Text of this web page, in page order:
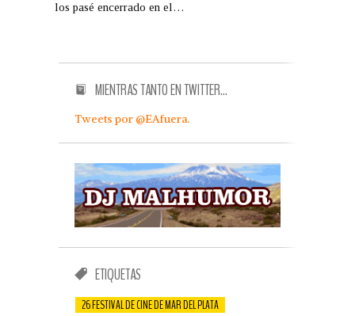
los pasé encerrado en el…
MIENTRAS TANTO EN TWITTER…
Tweets por @EAfuera.
ETIQUETAS
26 FESTIVAL DE CINE DE MAR DEL PLATA